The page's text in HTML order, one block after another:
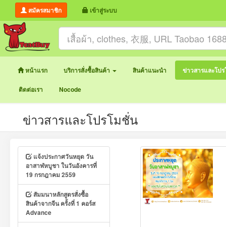
สมัครสมาชิก เข้าสู่ระบบ
หน้าแรก บริการสั่งซื้อสินค้า สินค้าแนะนำ ข่าวสารและโป
ติดต่อเรา Nocode
ข่าวสารและโปรโมชั่น
แจ้งประกาศวันหยุด วัน
อาสาฬหบูชา ในวันอังคารที่
19 กรกฎาคม 2559
สัมมนาหลักสูตรสั่งซื้อ
สินค้าจากจีน ครั้งที่ 1 คอร์ส
Advance